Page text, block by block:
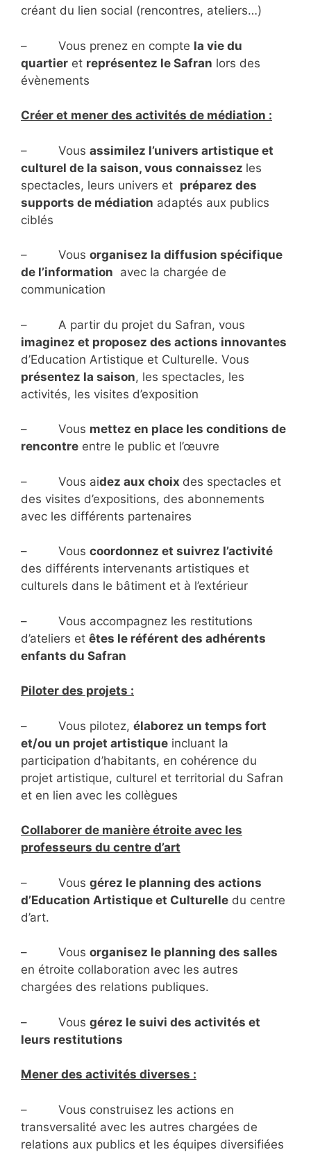
créant du lien social (rencontres, ateliers…)
– Vous prenez en compte la vie du
quartier et représentez le Safran lors des
évènements
Créer et mener des activités de médiation :
– Vous assimilez l’univers artistique et
culturel de la saison, vous connaissez les
spectacles, leurs univers et préparez des
supports de médiation adaptés aux publics
ciblés
– Vous organisez la diffusion spécifique
de l’information avec la chargée de
communication
– A partir du projet du Safran, vous
imaginez et proposez des actions innovantes
d’Education Artistique et Culturelle. Vous
présentez la saison, les spectacles, les
activités, les visites d’exposition
– Vous mettez en place les conditions de
rencontre entre le public et l’œuvre
– Vous aidez aux choix des spectacles et
des visites d’expositions, des abonnements
avec les différents partenaires
– Vous coordonnez et suivrez l’activité
des différents intervenants artistiques et
culturels dans le bâtiment et à l’extérieur
– Vous accompagnez les restitutions
d’ateliers et êtes le référent des adhérents
enfants du Safran
Piloter des projets :
– Vous pilotez, élaborez un temps fort
et/ou un projet artistique incluant la
participation d’habitants, en cohérence du
projet artistique, culturel et territorial du Safran
et en lien avec les collègues
Collaborer de manière étroite avec les
professeurs du centre d’art
– Vous gérez le planning des actions
d’Education Artistique et Culturelle du centre
d’art.
– Vous organisez le planning des salles
en étroite collaboration avec les autres
chargées des relations publiques.
– Vous gérez le suivi des activités et
leurs restitutions
Mener des activités diverses :
– Vous construisez les actions en
transversalité avec les autres chargées de
relations aux publics et les équipes diversifiées